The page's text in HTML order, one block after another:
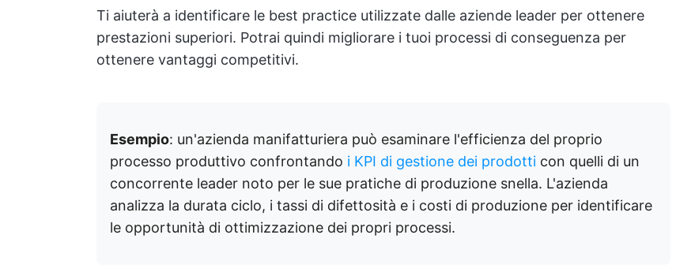
Ti aiuterà a identificare le best practice utilizzate dalle aziende leader per ottenere
prestazioni superiori. Potrai quindi migliorare i tuoi processi di conseguenza per
ottenere vantaggi competitivi.
Esempio: un'azienda manifatturiera può esaminare l'efficienza del proprio
processo produttivo confrontando i KPI di gestione dei prodotti con quelli di un
concorrente leader noto per le sue pratiche di produzione snella. L'azienda
analizza la durata ciclo, i tassi di difettosità e i costi di produzione per identificare
le opportunità di ottimizzazione dei propri processi.